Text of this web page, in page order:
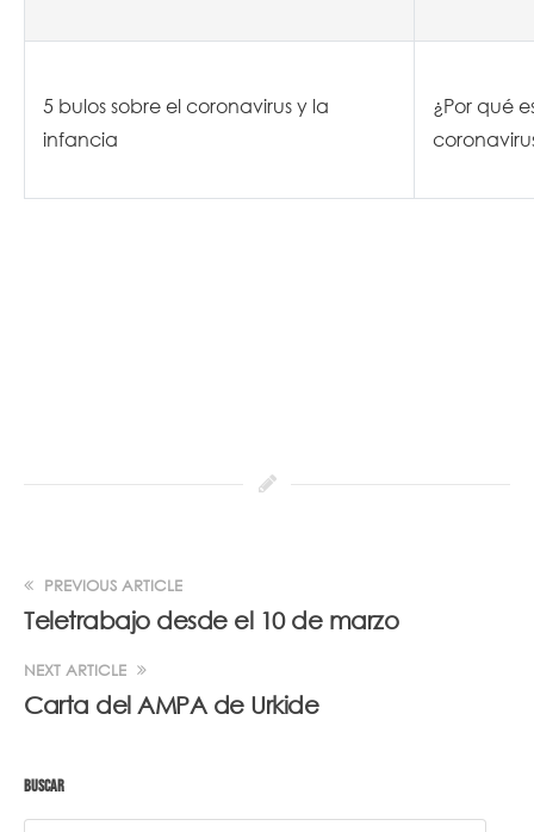
5 bulos sobre el coronavirus y la
infancia
¿Por qué
PREVIOUS ARTICLE
Teletrabajo desde el 10 de marzo
NEXT ARTICLE
Carta del AMPA de Urkide
BUSCAR